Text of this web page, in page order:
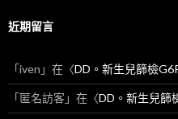
近期留言
「iven 」在〈DD。新生兒篩檢
「匿名訪客」在〈DD。新生兒篩